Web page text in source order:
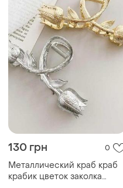
130 грн 0
Металлический краб краб
крабик цветок заколка